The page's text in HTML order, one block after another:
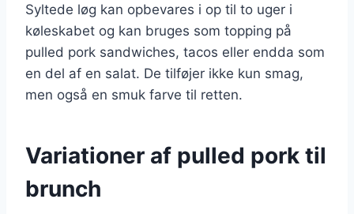
Syltede løg kan opbevares i op til to uger i
køleskabet og kan bruges som topping på
pulled pork sandwiches, tacos eller endda som
en del af en salat. De tilføjer ikke kun smag,
men også en smuk farve til retten.
Variationer af pulled pork til
brunch